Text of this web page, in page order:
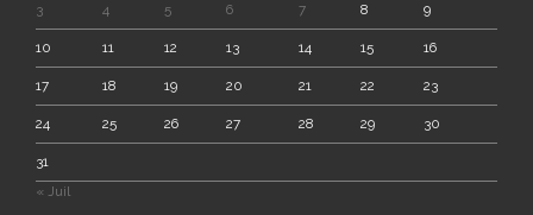
3 4 5 6 7 8 9
10 11 12 13 14 15 16
17 18 19 20 21 22 23
24 25 26 27 28 29 30
31
« Juil